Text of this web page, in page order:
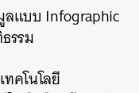
แบบ Infographic
รรม
คโนโลยี